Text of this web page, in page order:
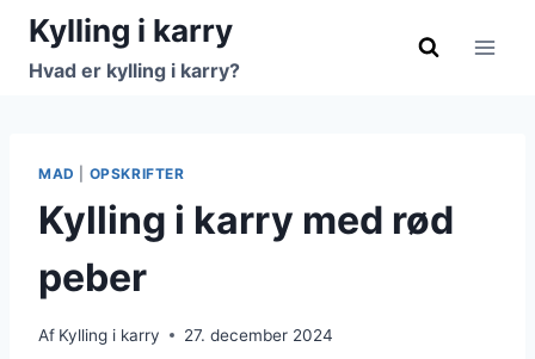
Fortsæt
indhold
Kylling i karry
Hvad er kylling i karry?
MAD OPSKRIFTER
Kylling i karry med rød
peber
Af Kylling i karry 27. december 2024